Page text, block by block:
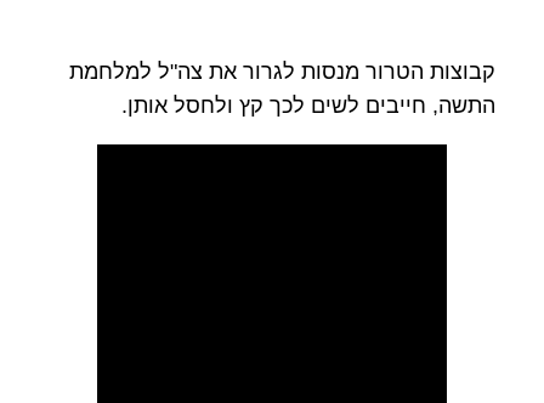
קבוצות הטרור מנסות לגרור את צה"ל למלחמת
התשה, חייבים לשים לכך קץ ולחסל אותן.